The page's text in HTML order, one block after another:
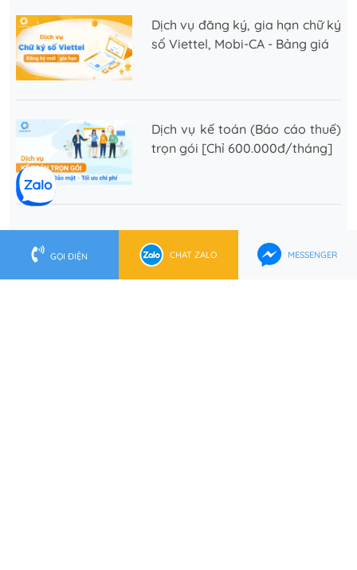
Dịch vụ đăng ký, gia hạn chữ ký
số Viettel, Mobi-CA - Bảng giá
Dịch vụ kế toán (Báo cáo thuế)
trọn gói [Chỉ 600.000đ/tháng]
GỌI ĐIỆN CHAT ZALO MESSENGER